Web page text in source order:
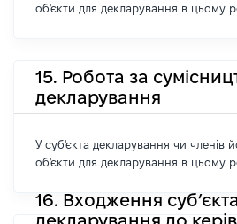
об'єкти для декларування в цьому
15. Робота за
декларування
У суб'єкта декларування чи членів
об'єкти для декларування в цьому
16. Входження суб’єкта